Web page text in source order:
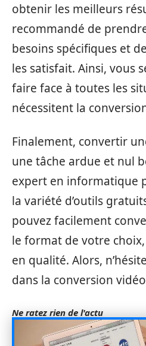
obtenir les meilleurs
recommandé de
besoins spécifiques et
les satisfait. Ainsi, vous
faire face à toutes les
nécessitent la
Finalement, convertir
une tâche ardue et nul
expert en informatique
la variété d’outils
pouvez facilement
le format de votre
en qualité. Alors,
dans la conversion
Ne ratez rien de l'actu